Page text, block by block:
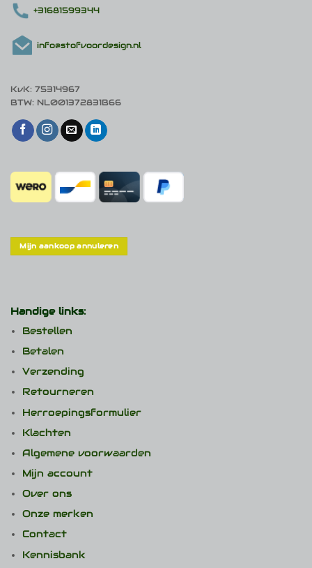
+31681599344
info@stofvoordesign.nl
KvK: 75314967
BTW: NL001372831B66
Mijn aankoop annuleren
Handige links:
Bestellen
Betalen
Verzending
Retourneren
Herroepingsformulier
Klachten
Algemene voorwaarden
Mijn account
Over ons
Onze merken
Contact
Kennisbank